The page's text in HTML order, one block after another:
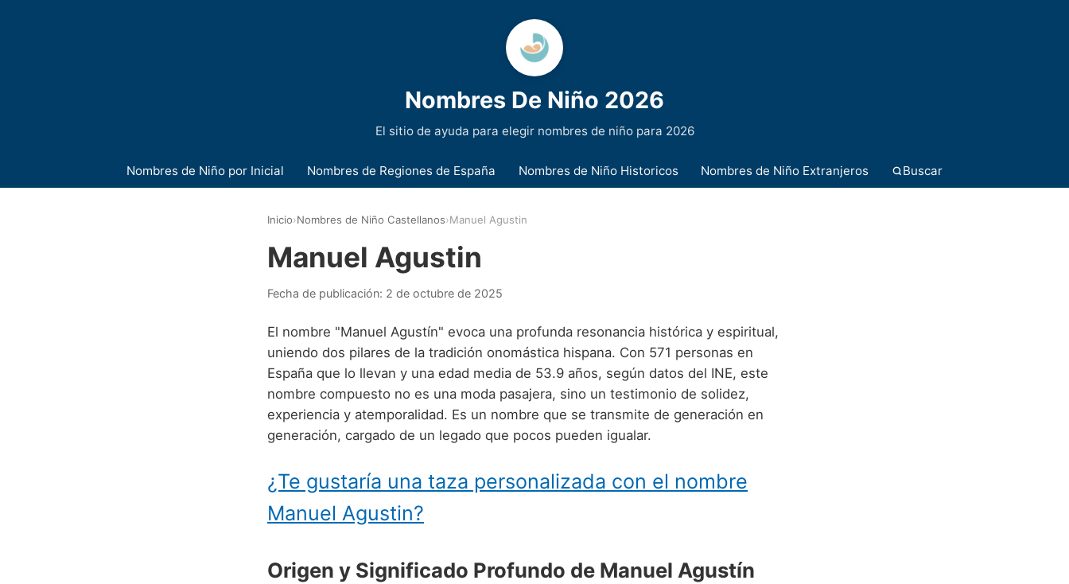
Nombres De Niño 2026
El sitio de ayuda para elegir nombres de niño para 2026
Nombres de Niño por Inicial Nombres de Regiones de España Nombres de Niño Historicos Nombres de Niño Extranjeros Buscar
Inicio›Nombres de Niño Castellanos›Manuel Agustin
Manuel Agustin
Fecha de publicación: 2 de octubre de 2025
El nombre "Manuel Agustín" evoca una profunda resonancia histórica y espiritual,
uniendo dos pilares de la tradición onomástica hispana. Con 571 personas en
España que lo llevan y una edad media de 53.9 años, según datos del INE, este
nombre compuesto no es una moda pasajera, sino un testimonio de solidez,
experiencia y atemporalidad. Es un nombre que se transmite de generación en
generación, cargado de un legado que pocos pueden igualar.
¿Te gustaría una taza personalizada con el nombre
Manuel Agustin?
Origen y Significado Profundo de Manuel Agustín